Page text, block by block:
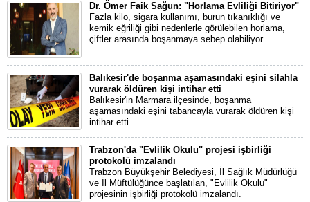
Dr. Ömer Faik Sağun: "Horlama Evliliği Bitiriyor"
Fazla kilo, sigara kullanımı, burun tıkanıklığı ve
kemik eğriliği gibi nedenlerle görülebilen horlama,
çiftler arasında boşanmaya sebep olabiliyor.
Balıkesir'de boşanma aşamasındaki eşini silahla
vurarak öldüren kişi intihar etti
Balıkesir'in Marmara ilçesinde, boşanma
aşamasındaki eşini tabancayla vurarak öldüren kişi
intihar etti.
Trabzon'da "Evlilik Okulu" projesi işbirliği
protokolü imzalandı
Trabzon Büyükşehir Belediyesi, İl Sağlık Müdürlüğü
ve İl Müftülüğünce başlatılan, "Evlilik Okulu"
projesinin işbirliği protokolü imzalandı.